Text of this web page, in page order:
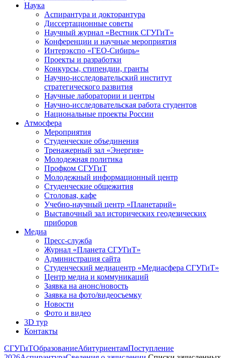
Наука
Аспирантура и докторантура
Диссертационные советы
Научный журнал «Вестник СГУГиТ»
Конференции и научные мероприятия
Интерэкспо «ГЕО-Сибирь»
Проекты и разработки
Конкурсы, стипендии, гранты
Научно-исследовательский институт
стратегического развития
Научные лаборатории и центры
Научно-исследовательская работа студентов
Национальные проекты России
Атмосфера
Мероприятия
Студенческие объединения
Тренажерный зал «Энергия»
Молодежная политика
Профком СГУГиТ
Молодежный информационный центр
Студенческие общежития
Столовая, кафе
Учебно-научный центр «Планетарий»
Выставочный зал исторических геодезических
приборов
Медиа
Пресс-служба
Журнал «Планета СГУГиТ»
Администрация сайта
Студенческий медиацентр «Медиасфера СГУГиТ»
Центр медиа и коммуникаций
Заявка на анонс/новость
Заявка на фото/видеосъемку
Новости
Фото и видео
3D тур
Контакты
СГУГиТОбразованиеАбитуриентамПоступление